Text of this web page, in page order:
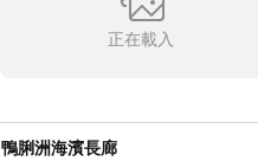
正在載入
鴨脷洲海濱長廊